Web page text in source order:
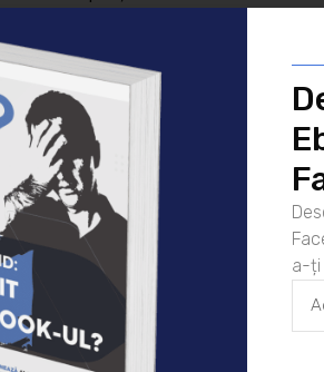
mediul în care dormi influențează
este răcoros, întunecat și liniștit.
dacă este necesar, utilizează
zgomotele externe. De
care să susțină corect gâtul și
consumul de cafea, băuturi
poate afecta somnul. Cafeina și
greu să te relaxezi înainte de
emit lumină albastră,
care reglează somnul. Este
cel puțin o oră înainte de a merge
a-ți